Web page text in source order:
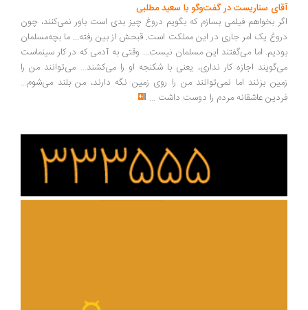
سناریست در گفت‌وگو با سعید مطلبی
بخواهم فیلمی بسازم که بگویم دروغ چیز بدی است باور نمی‌کنند، چون
یک امر جاری در این مملکت است. قبحش از بین رفته... ما بچه‌مسلمان
اما می‌گفتند این مسلمان نیست... وقتی به آدمی که در کار سینماست
اجازه کار نداری، یعنی با شکنجه او را می‌کشند... می‌توانند من را
بزنند اما نمی‌توانند من را روی زمین نگه دارند، من بلند می‌شوم...
عاشقانه مردم را دوست داشت ...